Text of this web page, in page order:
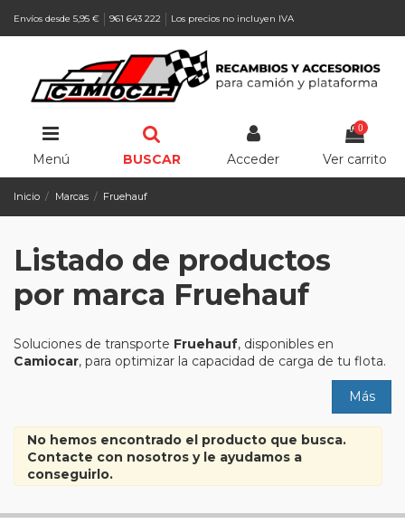
Envíos desde 5,95 € 961 643 222 Los precios no incluyen IVA
Menú BUSCAR Acceder
0
Ver carrito
Inicio Marcas Fruehauf
Listado de productos
por marca Fruehauf
Soluciones de transporte Fruehauf, disponibles en
Camiocar, para optimizar la capacidad de carga de tu flota.
Más
No hemos encontrado el producto que busca.
Contacte con nosotros y le ayudamos a
conseguirlo.